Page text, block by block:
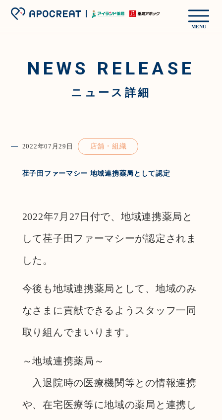
MENU
NEWS RELEASE
ニュース詳細
2022年07月29日 店舗・組織
荏子田ファーマシー 地域連携薬局として認定
2022年7月27日付で、地域連携薬局と
して荏子田ファーマシーが認定されま
した。
今後も地域連携薬局として、地域のみ
なさまに貢献できるようスタッフ一同
取り組んでまいります。
～地域連携薬局～
入退院時の医療機関等との情報連携
や、在宅医療等に地域の薬局と連携し